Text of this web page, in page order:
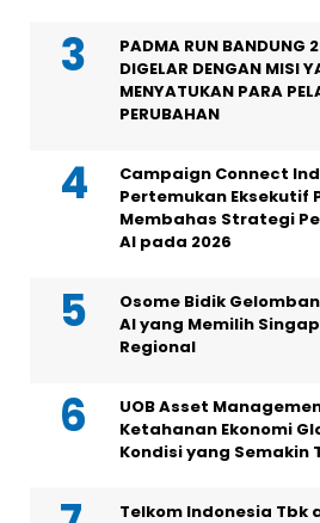
PADMA RUN BANDUNG
DIGELAR DENGAN MISI
MENYATUKAN PARA
PERUBAHAN
Campaign Connect
Pertemukan Eksekutif
Membahas Strategi
AI pada 2026
Osome Bidik
AI yang Memilih
Regional
UOB Asset
Ketahanan Ekonomi
Kondisi yang Semakin
Telkom Indonesia Tbk